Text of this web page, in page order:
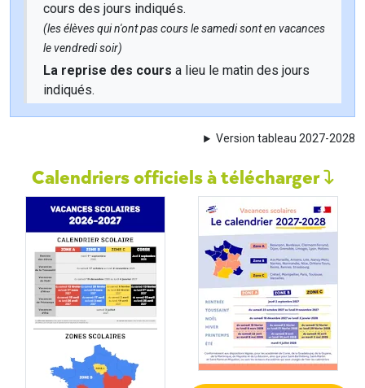
cours des jours indiqués.
(les élèves qui n'ont pas cours le samedi sont en vacances
le vendredi soir)
La reprise des cours a lieu le matin des jours
indiqués.
Version tableau 2027-2028
Calendriers officiels à télécharger